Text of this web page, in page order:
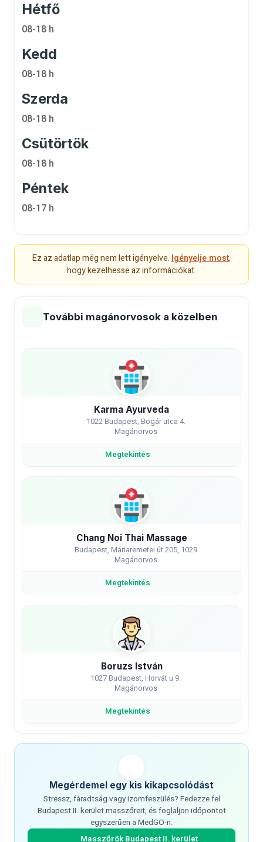
Hétfő
08-18 h
Kedd
08-18 h
Szerda
08-18 h
Csütörtök
08-18 h
Péntek
08-17 h
Ez az adatlap még nem lett igényelve. Igényelje most,
hogy kezelhesse az információkat.
További magánorvosok a közelben
Karma Ayurveda
1022 Budapest, Bogár utca 4.
Magánorvos
Megtekintés
Chang Noi Thai Massage
Budapest, Máriaremetei út 205, 1029
Magánorvos
Megtekintés
Boruzs István
1027 Budapest, Horvát u 9.
Magánorvos
Megtekintés
Megérdemel egy kis kikapcsolódást
Stressz, fáradtság vagy izomfeszülés? Fedezze fel
Budapest II. kerület masszőreit, és foglaljon időpontot
egyszerűen a MedGO-n.
Masszőrök Budapest II. kerület